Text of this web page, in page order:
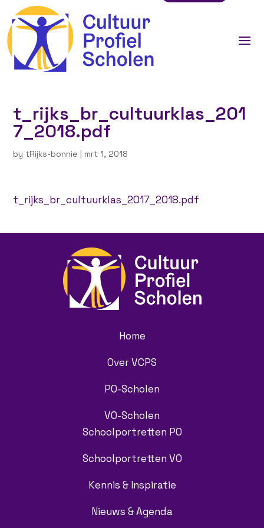
t_rijks_br_cultuurklas_201
7_2018.pdf
bytRijks-bonnie | mrt 1, 2018
t_rijks_br_cultuurklas_2017_2018.pdf
Home
Over VCPS
PO-Scholen
VO-Scholen
Schoolportretten PO
Schoolportretten VO
Kennis & Inspiratie
Nieuws & Agenda